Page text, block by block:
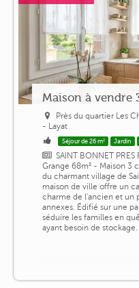
Maison à vendre
Près du quartier Les
- Layat
Séjour de 26 m² Jardin
SAINT BONNET
Grange 68m² - Maison 3
du charmant village de
maison de ville offre un
charme de l'ancien et un
annexes. Édifié sur une
séduire les familles en
ayant besoin de